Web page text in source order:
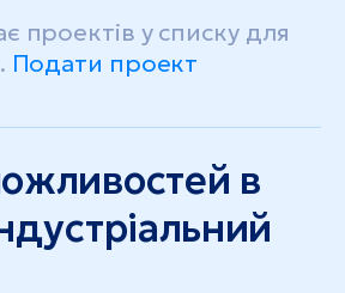
проектів у списку для
Подати проект
в